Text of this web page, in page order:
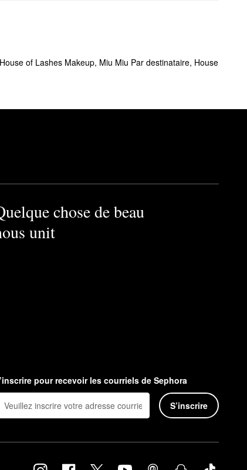
House of Lashes Makeup, Miu Miu Par destinataire, House
chose de beau
unit
pour recevoir les courriels de Sephora
S’inscrire